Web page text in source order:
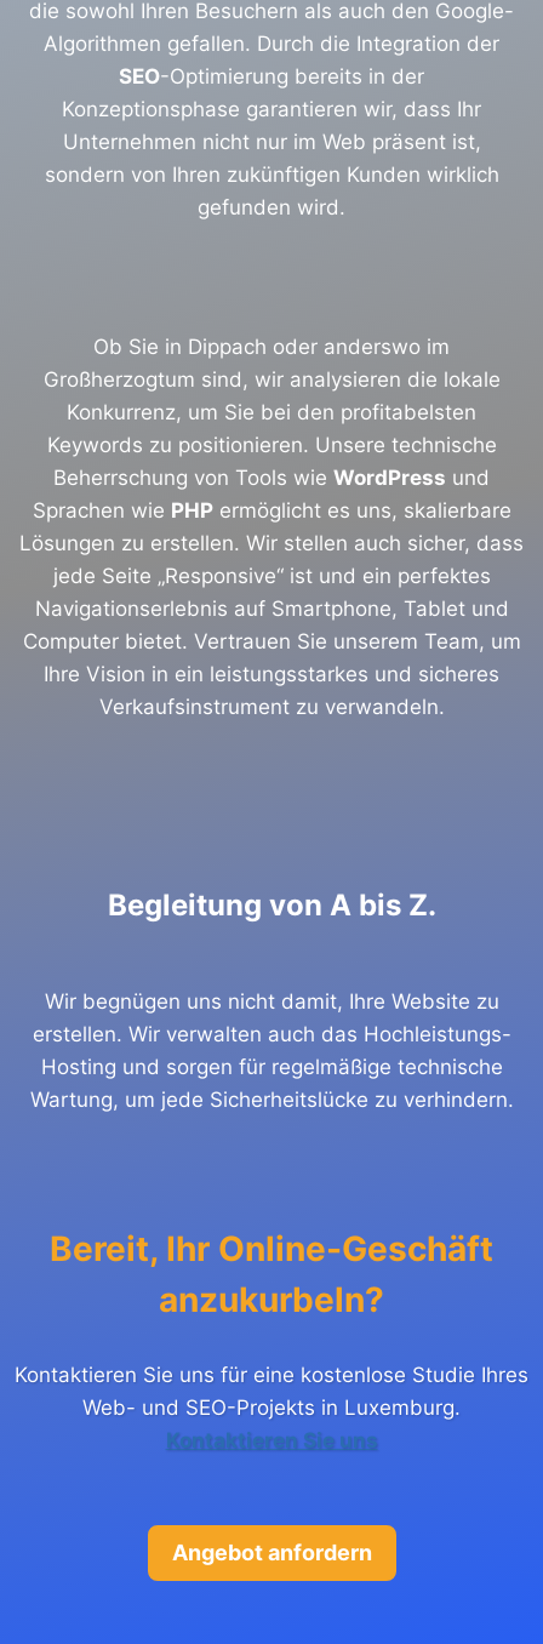
die sowohl Ihren Besuchern als auch den Google-
Algorithmen gefallen. Durch die Integration der
SEO-Optimierung bereits in der
Konzeptionsphase garantieren wir, dass Ihr
Unternehmen nicht nur im Web präsent ist,
sondern von Ihren zukünftigen Kunden wirklich
gefunden wird.
Ob Sie in Dippach oder anderswo im
Großherzogtum sind, wir analysieren die lokale
Konkurrenz, um Sie bei den profitabelsten
Keywords zu positionieren. Unsere technische
Beherrschung von Tools wie WordPress und
Sprachen wie PHPermöglicht es uns, skalierbare
Lösungen zu erstellen. Wir stellen auch sicher, dass
jede Seite „Responsive“ ist und ein perfektes
Navigationserlebnis auf Smartphone, Tablet und
Computer bietet. Vertrauen Sie unserem Team, um
Ihre Vision in ein leistungsstarkes und sicheres
Verkaufsinstrument zu verwandeln.
Begleitung von A bis Z.
Wir begnügen uns nicht damit, Ihre Website zu
erstellen. Wir verwalten auch das Hochleistungs-
Hosting und sorgen für regelmäßige technische
Wartung, um jede Sicherheitslücke zu verhindern.
Bereit, Ihr Online-Geschäft
anzukurbeln?
Kontaktieren Sie uns für eine kostenlose Studie Ihres
Web- und SEO-Projekts in Luxemburg.
Kontaktieren Sie uns
Angebot anfordern